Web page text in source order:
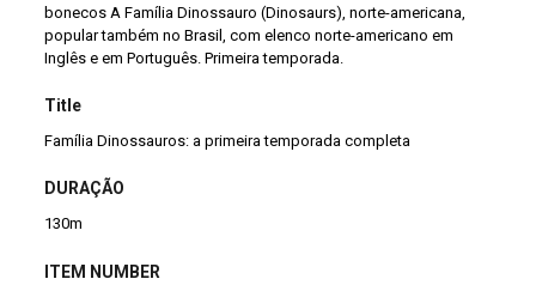
bonecos A Família Dinossauro (Dinosaurs), norte-americana,
popular também no Brasil, com elenco norte-americano em
Inglês e em Português. Primeira temporada.
Title
Família Dinossauros: a primeira temporada completa
DURAÇÃO
130m
ITEM NUMBER